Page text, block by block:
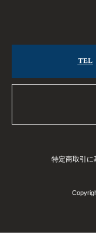
特定商取引に